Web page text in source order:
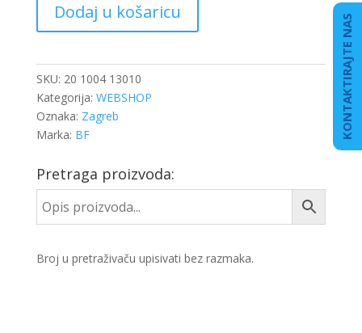
OSOVINA
VOLVO
E6
količina
Dodaj u košaricu
SKU: 20 1004 13010
Kategorija: WEBSHOP
Oznaka: Zagreb
Marka: BF
Pretraga proizvoda:
Broj u pretraživaču upisivati bez razmaka.
KONTAKTIRAJTE NAS